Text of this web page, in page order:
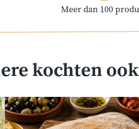
Meer dan 100
kochten ook